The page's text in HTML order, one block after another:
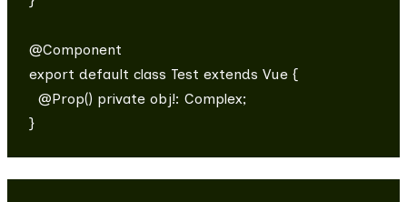
@Component
export default class Test extends Vue {
  @Prop() private obj!: Complex;